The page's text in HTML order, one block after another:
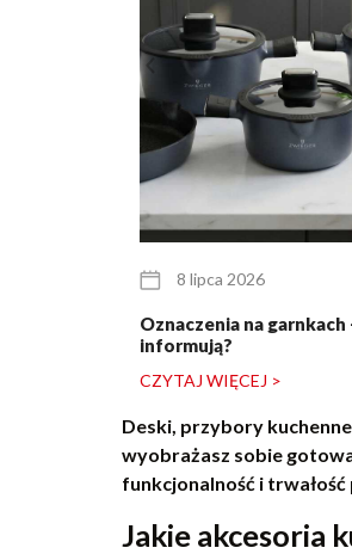
8 lipca 2026
Oznaczenia na garnkach
informują?
CZYTAJ WIĘCEJ >
Deski, przybory
wyobrażasz sobie
funkcjonalność i
Jakie akcesoria